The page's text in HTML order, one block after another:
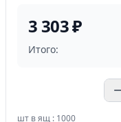
3 303 ₽
Итого:
шт в ящ : 1000